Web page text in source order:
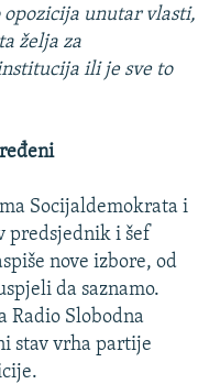
unutar vlasti,
želja za
ili je sve to
Socijaldemokrata i
predsjednik i šef
nove izbore, od
da saznamo.
Radio Slobodna
stav vrha partije